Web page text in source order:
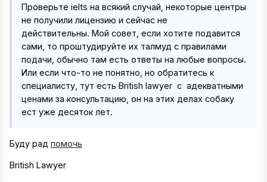
Проверьте ielts на всякий случай, некоторые центры
не получили лицензию и сейчас не
действительны. Мой совет, если хотите подавится
сами, то проштудируйте их талмуд с правилами
подачи, обычно там есть ответы на любые вопросы.
Или если что-то не понятно, но обратитесь к
специалисту, тут есть British lawyer с адекватными
ценами за консультацию, он на этих делах собаку
ест уже десяток лет.
Буду рад помочь
British Lawyer